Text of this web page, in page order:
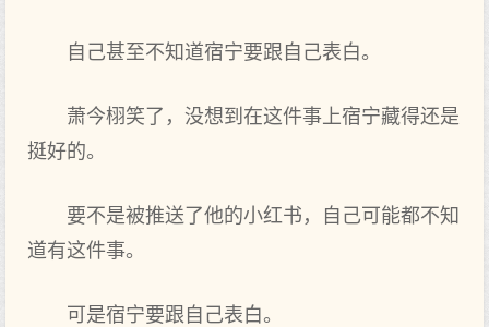
自己甚至不知道宿宁要跟自己表白。
萧今栩笑‌了，没‌想‌到在这件事上‌宿宁藏得还是
挺好的。
要不是被推送了他的小红书，自己可能都不知
道有这件事。
可是宿宁要跟自己表白。